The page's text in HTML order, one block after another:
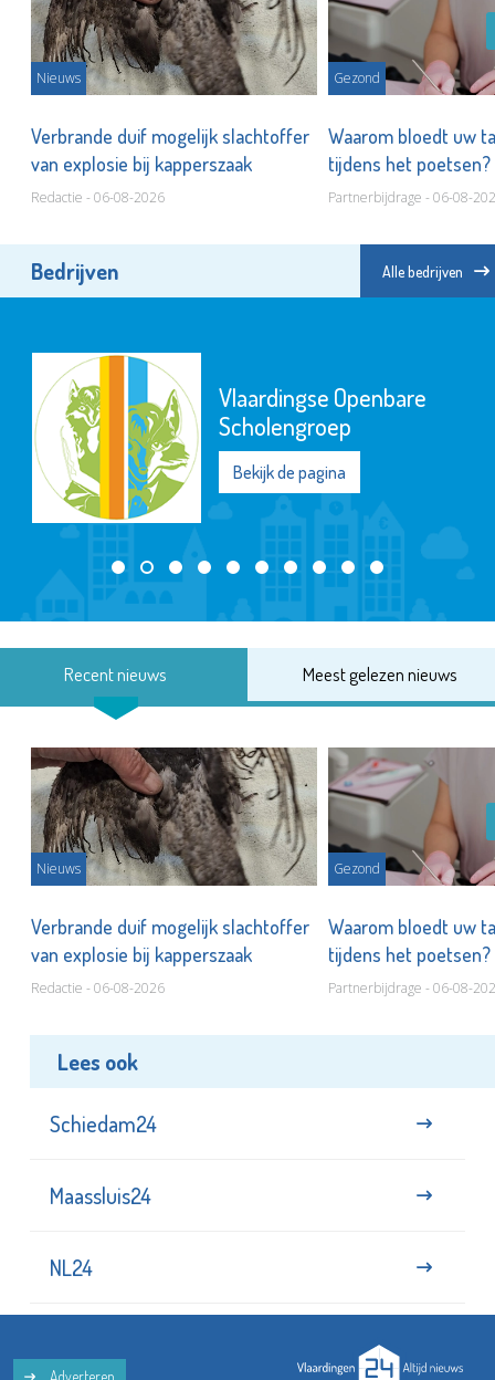
Nieuws
Verbrande duif mogelijk slachtoffer
van explosie bij kapperszaak
Redactie - 06-08-2026
Gezond
Waarom bloedt uw
tijdens het poetsen?
Partnerbijdrage - 06-08-
Bedrijven Alle bedrijven
Vlaardingse Openbare
Scholengroep
Bekijk de pagina
Recent nieuws Meest gelezen nieuws
Nieuws
Verbrande duif mogelijk slachtoffer
van explosie bij kapperszaak
Redactie - 06-08-2026
Gezond
Waarom bloedt uw
tijdens het poetsen?
Partnerbijdrage - 06-08-
Lees ook
Schiedam24
Maassluis24
NL24